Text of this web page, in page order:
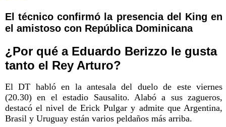
El técnico confirmó la presencia del King en
el amistoso con República Dominicana
¿Por qué a Eduardo Berizzo le gusta
tanto el Rey Arturo?
El DT habló en la antesala del duelo de este viernes
(20.30) en el estadio Sausalito. Alabó a sus zagueros,
destacó el nivel de Erick Pulgar y admite que Argentina,
Brasil y Uruguay están varios peldaños más arriba.